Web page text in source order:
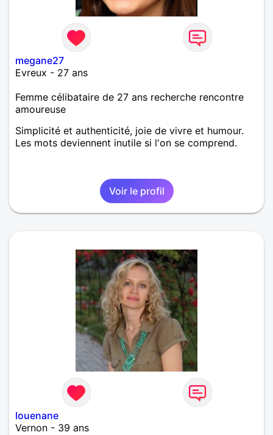
megane27
Evreux - 27 ans
Femme célibataire de 27 ans recherche rencontre
amoureuse
Simplicité et authenticité, joie de vivre et humour.
Les mots deviennent inutile si l'on se comprend.
Voir le profil
louenane
Vernon - 39 ans